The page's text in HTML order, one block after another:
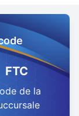
FTC
de la